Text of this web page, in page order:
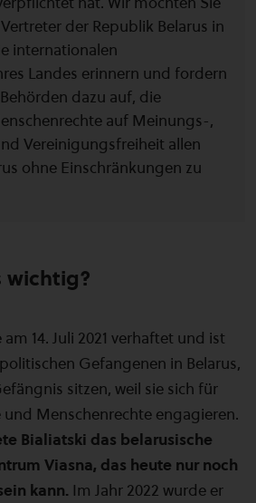
der Republik Belarus in
internationalen
Landes erinnern und fordern
dazu auf, die
auf Meinungs-,
Vereinigungsfreiheit allen
ohne Einschränkungen zu
wichtig?
14. Juli 2021 verhaftet und ist
Gefangenen in Belarus,
sitzen, weil sie sich für
und Menschenrechte engagieren.
Bialiatski das belarusische
Viasna, das heute nur noch
kann. Im Jahr 2022 wurde er